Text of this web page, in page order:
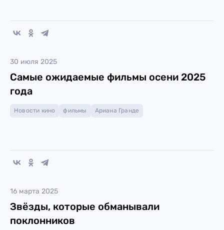
30 июля 2025
Самые ожидаемые фильмы осени 2025
года
Новости кино фильмы Ариана Гранде
16 марта 2025
Звёзды, которые обманывали
поклонников